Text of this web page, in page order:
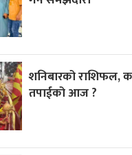
शनिबारको राशिफल,
तपाईको आज ?